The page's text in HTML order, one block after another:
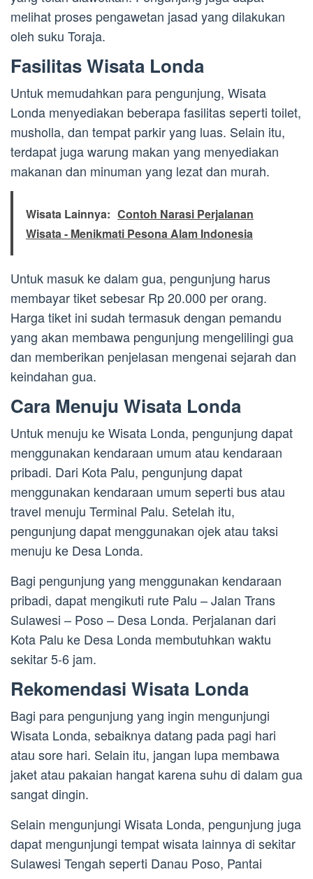
melihat proses pengawetan jasad yang dilakukan
oleh suku Toraja.
Fasilitas Wisata Londa
Untuk memudahkan para pengunjung, Wisata
Londa menyediakan beberapa fasilitas seperti toilet,
musholla, dan tempat parkir yang luas. Selain itu,
terdapat juga warung makan yang menyediakan
makanan dan minuman yang lezat dan murah.
Wisata Lainnya: Contoh Narasi Perjalanan
Wisata - Menikmati Pesona Alam Indonesia
Untuk masuk ke dalam gua, pengunjung harus
membayar tiket sebesar Rp 20.000 per orang.
Harga tiket ini sudah termasuk dengan pemandu
yang akan membawa pengunjung mengelilingi gua
dan memberikan penjelasan mengenai sejarah dan
keindahan gua.
Cara Menuju Wisata Londa
Untuk menuju ke Wisata Londa, pengunjung dapat
menggunakan kendaraan umum atau kendaraan
pribadi. Dari Kota Palu, pengunjung dapat
menggunakan kendaraan umum seperti bus atau
travel menuju Terminal Palu. Setelah itu,
pengunjung dapat menggunakan ojek atau taksi
menuju ke Desa Londa.
Bagi pengunjung yang menggunakan kendaraan
pribadi, dapat mengikuti rute Palu – Jalan Trans
Sulawesi – Poso – Desa Londa. Perjalanan dari
Kota Palu ke Desa Londa membutuhkan waktu
sekitar 5-6 jam.
Rekomendasi Wisata Londa
Bagi para pengunjung yang ingin mengunjungi
Wisata Londa, sebaiknya datang pada pagi hari
atau sore hari. Selain itu, jangan lupa membawa
jaket atau pakaian hangat karena suhu di dalam gua
sangat dingin.
Selain mengunjungi Wisata Londa, pengunjung juga
dapat mengunjungi tempat wisata lainnya di sekitar
Sulawesi Tengah seperti Danau Poso, Pantai